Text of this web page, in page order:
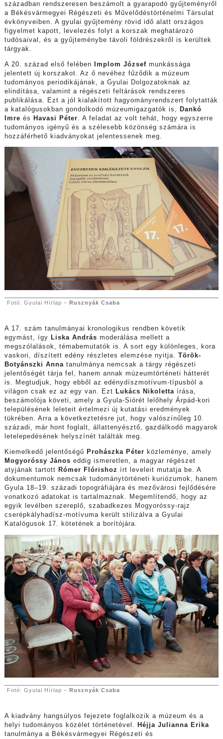
században rendszeresen beszámolt a gyarapodó gyűjteményről
a Békésvármegyei Régészeti és Művelődéstörténelmi Társulat
évkönyveiben. A gyulai gyűjtemény rövid idő alatt országos
figyelmet kapott, levelezés folyt a korszak meghatározó
tudósaival, és a gyűjteménybe távoli földrészekről is kerültek
tárgyak.
A 20. század első felében Implom Józsefmunkássága
jelentett új korszakot. Az ő nevéhez fűződik a múzeum
tudományos periodikájának, a Gyulai Dolgozatoknak az
elindítása, valamint a régészeti feltárások rendszeres
publikálása. Ezt a jól kialakított hagyományrendszert folytatták
a katalógusokban gondolkodó múzeumigazgatók is,
Dankó
Imre és Havasi Péter . A feladat az volt tehát, hogy egyszerre
tudományos igényű és a szélesebb közönség számára is
hozzáférhető kiadványokat jelentessenek meg.
Fotó: Gyulai Hírlap – Rusznyák Csaba
A 17. szám tanulmányai kronologikus rendben követik
egymást, így Liska András moderálása mellett a
megszólalások, témabemutatók is. A sort egy különleges, kora
vaskori, díszített edény részletes elemzése nyitja. Török-
Botyánszki Annatanulmánya nemcsak a tárgy régészeti
jelentőségét tárja fel, hanem annak múzeumtörténeti hátterét
is. Megtudjuk, hogy ebből az edénydíszmotívum-típusból a
világon csak ez az egy van. Ezt Lukács Nikolettaírása,
beszámolója követi, amely a Gyula-Siórét lelőhely Árpád-kori
településének leleteit értelmezi új kutatási eredmények
tükrében. Arra a következtetésre jut, hogy valószínűleg 10.
századi, már hont foglalt, állattenyésztő, gazdálkodó magyarok
letelepedésének helyszínét találták meg.
Kiemelkedő jelentőségű Prohászka Péter közleménye, amely
Mogyoróssy János eddig ismeretlen, a magyar régészet
atyjának tartott Rómer Flórishoz írt leveleit mutatja be. A
dokumentumok nemcsak tudománytörténeti kuriózumok, hanem
Gyula 18–19. századi topográfiájára és mezővárosi fejlődésére
vonatkozó adatokat is tartalmaznak. Megemlítendő, hogy az
egyik levélben szereplő, szabadkezes Mogyoróssy-rajz
cserépkályhadísz-motívuma került stilizálva a Gyulai
Katalógusok 17. kötetének a borítójára.
Fotó: Gyulai Hírlap – Rusznyák Csaba
A kiadvány hangsúlyos fejezete foglalkozik a múzeum és a
helyi tudományos közélet történetével.
Héjja Julianna Erika
tanulmánya a Békésvármegyei Régészeti és